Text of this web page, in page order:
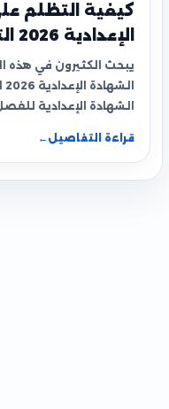
كيفية التظلم
الإعدادية 2026 الترم الثاني
يبحث الكثيرون في هذه
الشهادة الإعدادية
قراءة التفاصيل ←